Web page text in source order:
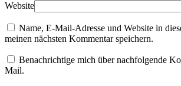
Website
Name, E-Mail-Adresse und Website in
meinen nächsten Kommentar speichern.
Benachrichtige mich über nachfolgende
Mail.